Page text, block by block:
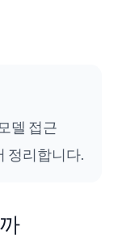
델 접근
정리합니다.